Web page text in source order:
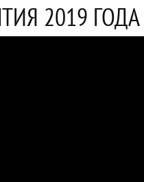
2019 ГОДА